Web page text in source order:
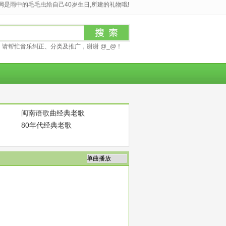
是雨中的毛毛虫给自己40岁生日,所建的礼物哦!
帮忙音乐纠正、分类及推广，谢谢 @_@！
闽南语歌曲经典老歌
80年代经典老歌